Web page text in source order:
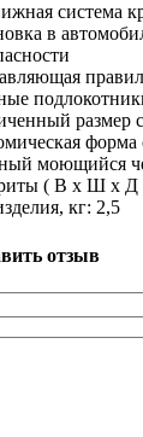
система
в
размер
форма
моющийся
( В х Ш х Д
кг: 2,5
отзыв